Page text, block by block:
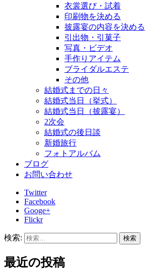
衣裳選び・試着
印刷物を決める
披露宴の内容を決める
引出物・引菓子
写真・ビデオ
手作りアイテム
ブライダルエステ
その他
結婚式までの日々
結婚式当日（挙式）
結婚式当日（披露宴）
2次会
結婚式の後日談
新婚旅行
フォトアルバム
ブログ
お問い合わせ
Twitter
Facebook
Googe+
Flickr
検索:
最近の投稿